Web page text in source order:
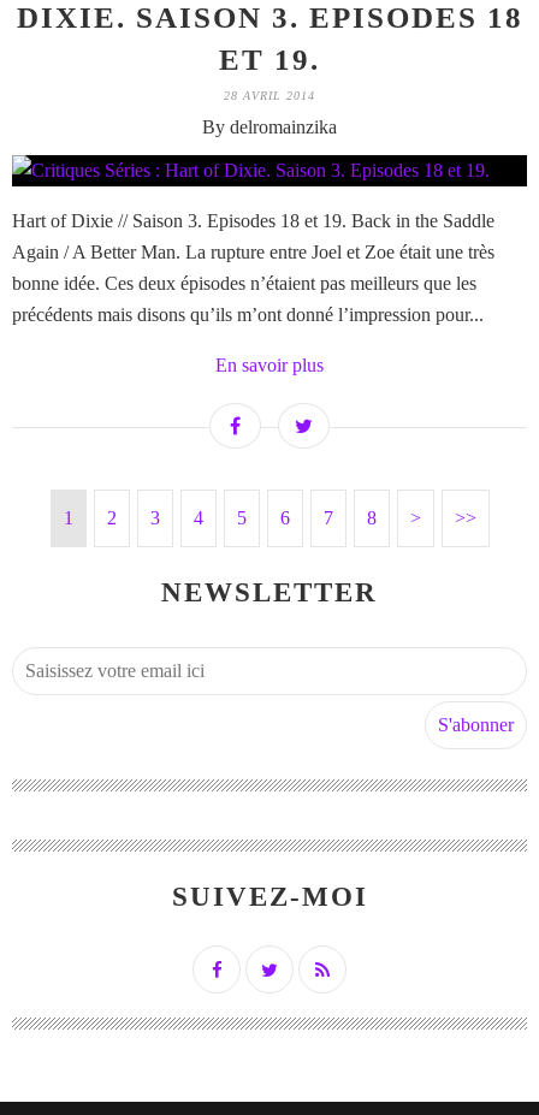
DIXIE. SAISON 3. EPISODES 18
ET 19.
28 AVRIL 2014
By delromainzika
Hart of Dixie // Saison 3. Episodes 18 et 19. Back in the Saddle
Again / A Better Man. La rupture entre Joel et Zoe était une très
bonne idée. Ces deux épisodes n’étaient pas meilleurs que les
précédents mais disons qu’ils m’ont donné l’impression pour...
En savoir plus
1 2 3 4 5 6 7 8 > >>
NEWSLETTER
SUIVEZ-MOI